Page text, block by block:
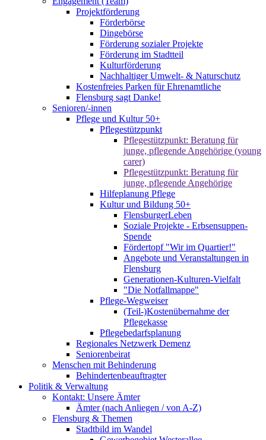
Projektförderung
Förderbörse
Dingebörse
Förderung sozialer Projekte
Förderung im Stadtteil
Kulturförderung
Nachhaltiger Umwelt- & Naturschutz
Kostenfreies Parken für Ehrenamtliche
Flensburg sagt Danke!
Senioren/-innen
Pflege und Kultur 50+
Pflegestützpunkt
Pflegestützpunkt: Beratung für
junge, pflegende Angehörige (young
carer)
Pflegestützpunkt: Beratung für
junge, pflegende Angehörige
Hilfeplanung Pflege
Kultur und Bildung 50+
FlensburgerLeben
Soziale Projekte - Erbsensuppen-
Spende
Fördertopf "Wir im Quartier!"
Angebote und Veranstaltungen in
Flensburg
Generationen-Kulturen-Vielfalt
"Die Notfallmappe"
Pflege-Wegweiser
(Teil-)Kostenübernahme der
Pflegekasse
Pflegebedarfsplanung
Regionales Netzwerk Demenz
Seniorenbeirat
Menschen mit Behinderung
Behindertenbeauftragter
Politik & Verwaltung
Kontakt: Unsere Ämter
Ämter (nach Anliegen / von A-Z)
Flensburg & Themen
Stadtbild im Wandel